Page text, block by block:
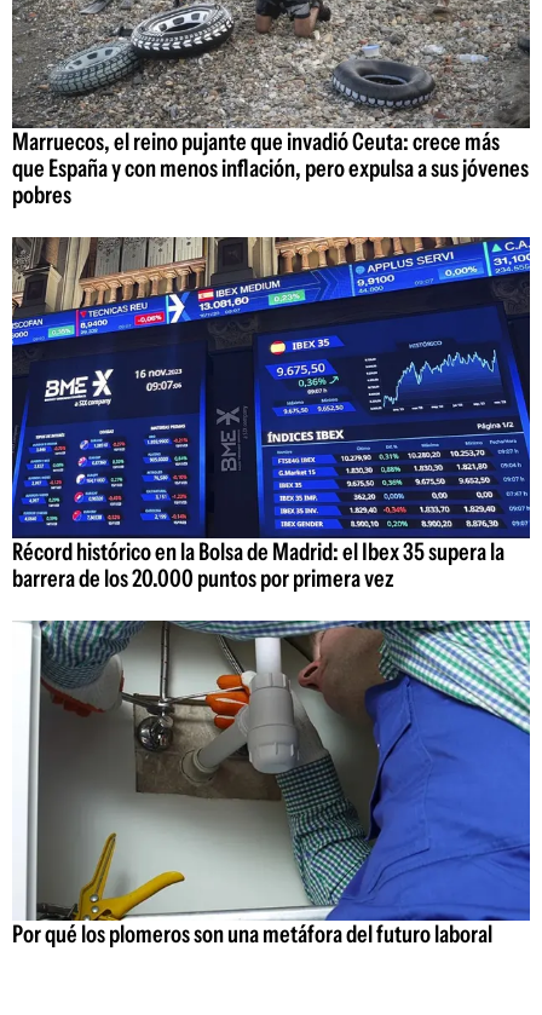
Marruecos, el reino pujante que invadió Ceuta: crece más
que España y con menos inflación, pero expulsa a sus jóvenes
pobres
Récord histórico en la Bolsa de Madrid: el Ibex 35 supera la
barrera de los 20.000 puntos por primera vez
Por qué los plomeros son una metáfora del futuro laboral